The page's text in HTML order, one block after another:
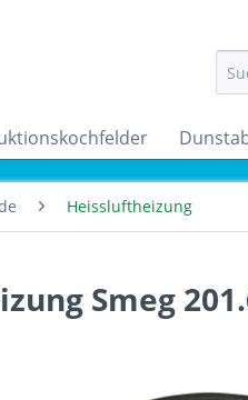
Heissluftheizung
Smeg